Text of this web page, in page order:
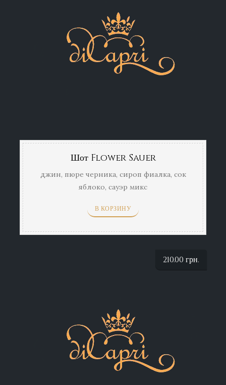
Шот Flower Sauer
джин, пюре черника, сироп фиалка, сок
яблоко, сауэр микс
В КОРЗИНУ
210.00 грн.